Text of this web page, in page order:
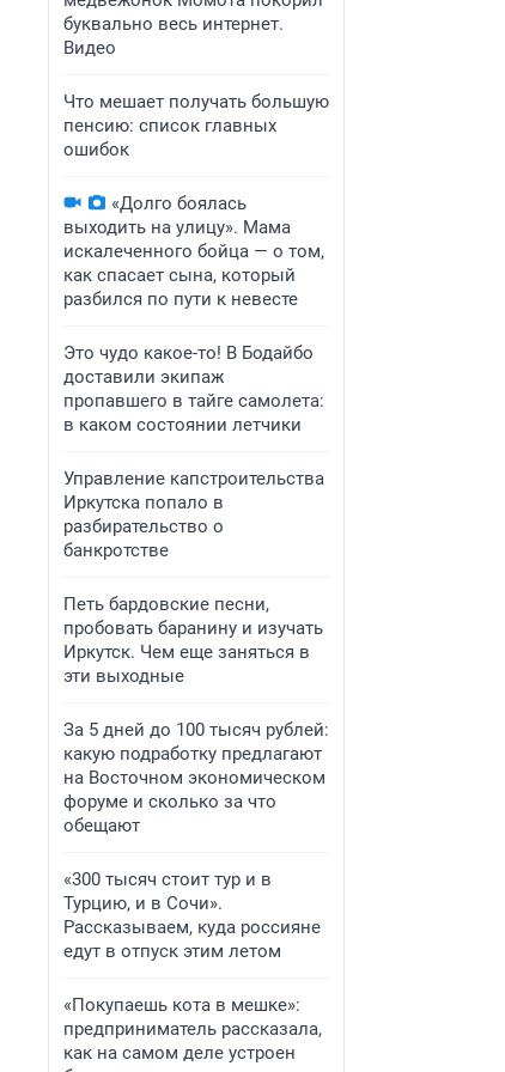
буквально весь интернет.
Видео
Что мешает получать большую
пенсию: список главных
ошибок
«Долго боялась
выходить на улицу». Мама
искалеченного бойца — о том,
как спасает сына, который
разбился по пути к невесте
Это чудо какое-то! В Бодайбо
доставили экипаж
пропавшего в тайге самолета:
в каком состоянии летчики
Управление капстроительства
Иркутска попало в
разбирательство о
банкротстве
Петь бардовские песни,
пробовать баранину и изучать
Иркутск. Чем еще заняться в
эти выходные
За 5 дней до 100 тысяч рублей:
какую подработку предлагают
на Восточном экономическом
форуме и сколько за что
обещают
«300 тысяч стоит тур и в
Турцию, и в Сочи».
Рассказываем, куда россияне
едут в отпуск этим летом
«Покупаешь кота в мешке»:
предприниматель рассказала,
как на самом деле устроен